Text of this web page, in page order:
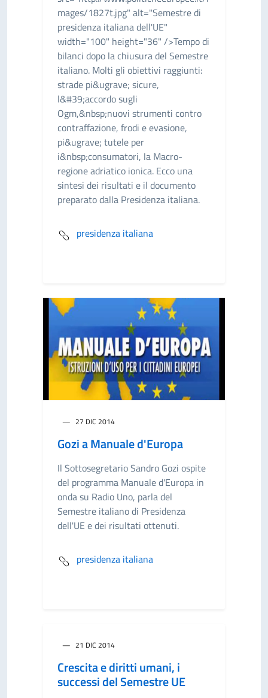
mages/1827t.jpg" alt="Semestre di
presidenza italiana dell'UE"
width="100" height="36" />Tempo di
bilanci dopo la chiusura del Semestre
italiano. Molti gli obiettivi raggiunti:
strade pi&ugrave; sicure,
l&#39;accordo sugli
Ogm,&nbsp;nuovi strumenti contro
contraffazione, frodi e evasione,
pi&ugrave; tutele per
i&nbsp;consumatori, la Macro-
regione adriatico ionica. Ecco una
sintesi dei risultati e il documento
preparato dalla Presidenza italiana.
presidenza italiana
27 DIC 2014
Gozi a Manuale d'Europa
Il Sottosegretario Sandro Gozi ospite
del programma Manuale d'Europa in
onda su Radio Uno, parla del
Semestre italiano di Presidenza
dell'UE e dei risultati ottenuti.
presidenza italiana
21 DIC 2014
Crescita e diritti umani, i
successi del Semestre UE